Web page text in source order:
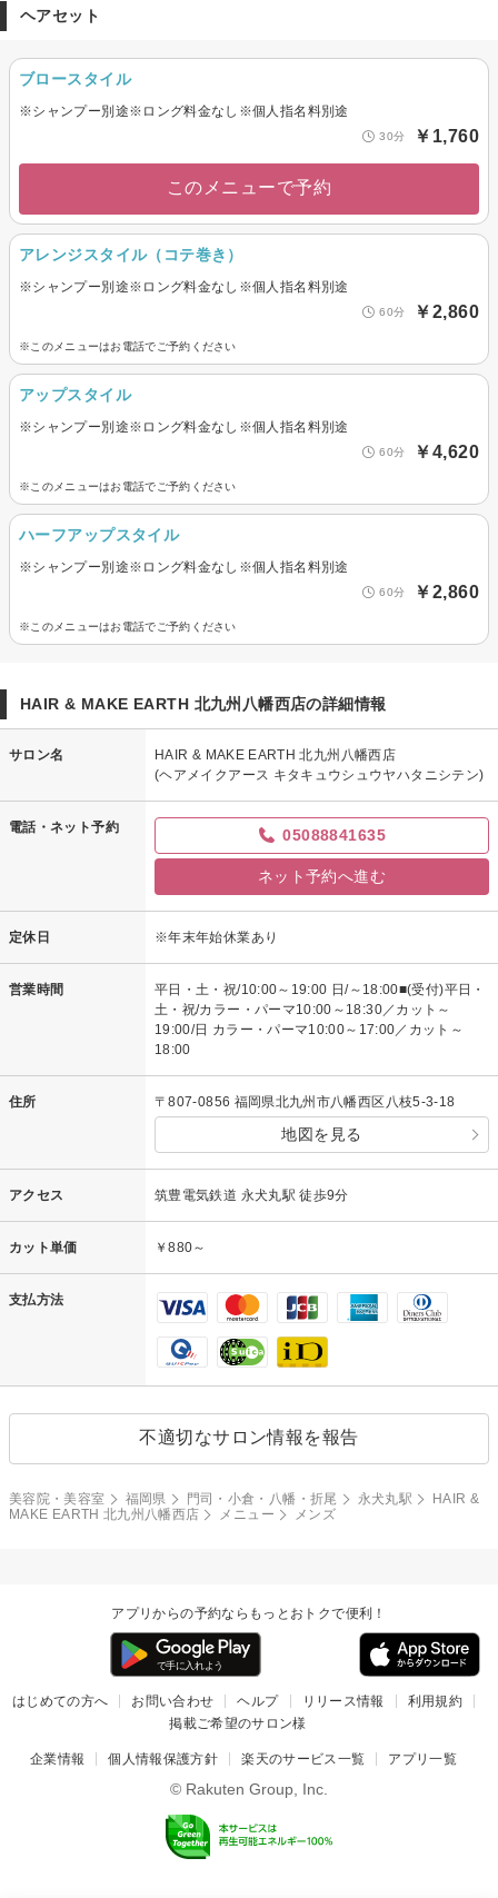
ヘアセット
ブロースタイル
※シャンプー別途※ロング料金なし※個人指名料別途
30分 ￥1,760
このメニューで予約
アレンジスタイル（コテ巻き）
※シャンプー別途※ロング料金なし※個人指名料別途
60分 ￥2,860
※このメニューはお電話でご予約ください
アップスタイル
※シャンプー別途※ロング料金なし※個人指名料別途
60分 ￥4,620
※このメニューはお電話でご予約ください
ハーフアップスタイル
※シャンプー別途※ロング料金なし※個人指名料別途
60分 ￥2,860
※このメニューはお電話でご予約ください
HAIR & MAKE EARTH 北九州八幡西店の詳細情報
サロン名
HAIR & MAKE EARTH 北九州八幡西店
(ヘアメイクアース キタキュウシュウヤハタニシテン)
電話・ネット予約 05088841635
ネット予約へ進む
定休日 ※年末年始休業あり
営業時間
平日・土・祝/10:00～19:00 日/～18:00■(受付)平日・
土・祝/カラー・パーマ10:00～18:30／カット～
19:00/日 カラー・パーマ10:00～17:00／カット～
18:00
住所 〒807-0856 福岡県北九州市八幡西区八枝5-3-18
地図を見る
アクセス 筑豊電気鉄道 永犬丸駅 徒歩9分
カット単価 ￥880～
支払方法
不適切なサロン情報を報告
美容院・美容室 福岡県 門司・小倉・八幡・折尾 永犬丸駅
HAIR &
MAKE EARTH 北九州八幡西店
メニュー メンズ
アプリからの予約ならもっとおトクで便利！
はじめての方へ お問い合わせ ヘルプ リリース情報
利用規約
掲載ご希望のサロン様
企業情報 個人情報保護方針 楽天のサービス一覧 アプリ一覧
© Rakuten Group, Inc.